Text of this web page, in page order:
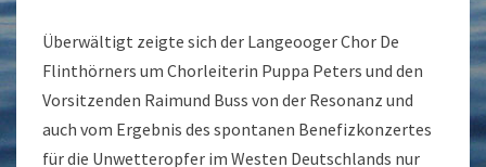
UNTERSTÜTZUNG
Überwältigt zeigte sich der Langeooger Chor De
Flinthörners um Chorleiterin Puppa Peters und den
Vorsitzenden Raimund Buss von der Resonanz und
auch vom Ergebnis des spontanen Benefizkonzertes
für die Unwetteropfer im Westen Deutschlands nur